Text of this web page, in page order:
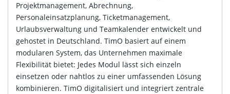
Projektmanagement, Abrechnung,
Personaleinsatzplanung, Ticketmanagement,
Urlaubsverwaltung und Teamkalender entwickelt und
gehostet in Deutschland. TimO basiert auf einem
modularen System, das Unternehmen maximale
Flexibilität bietet: Jedes Modul lässt sich einzeln
einsetzen oder nahtlos zu einer umfassenden Lösung
kombinieren. TimO digitalisiert und integriert zentrale